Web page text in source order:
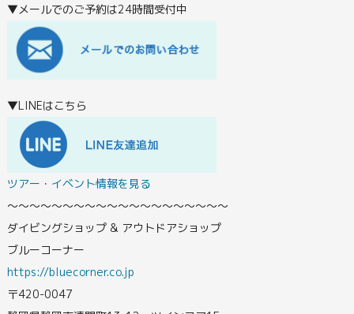
▼メールでのご予約は24時間受付中
▼LINEはこちら
ツアー・イベント情報を見る
〜〜〜〜〜〜〜〜〜〜〜〜〜〜〜〜〜〜〜〜
ダイビングショップ & アウトドアショップ
ブルーコーナー
https://bluecorner.co.jp
〒420-0047